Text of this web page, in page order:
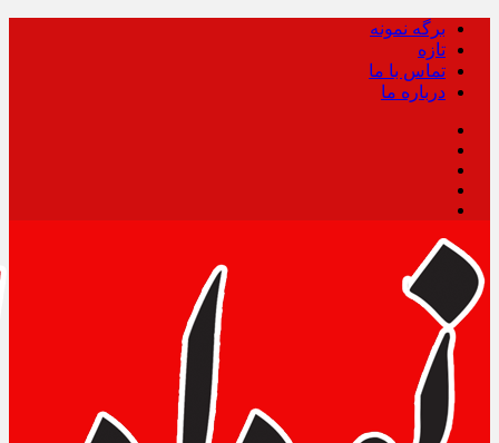
برگه نمونه
تازه
تماس با ما
درباره ما